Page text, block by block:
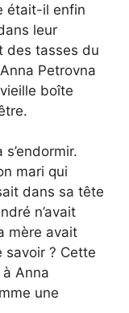
était-il enfin
leur
des tasses du
Petrovna
boîte
mari qui
dans sa tête
n’avait
mère avait
savoir ? Cette
Anna
une